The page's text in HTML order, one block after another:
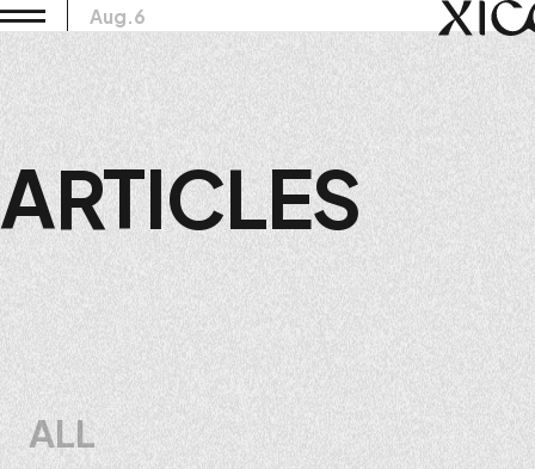
Aug.6
ARTICLES
ALL